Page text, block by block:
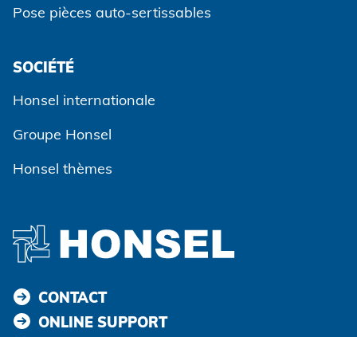
Pose pièces auto-sertissables
SOCIÉTÉ
Honsel internationale
Groupe Honsel
Honsel thèmes
CONTACT
ONLINE SUPPORT